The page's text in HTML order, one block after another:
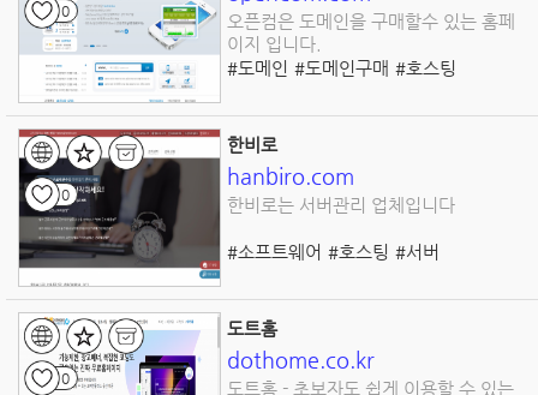
오픈컴은 도메인을 구매할수 있는 홈페
이지 입니다.
#도메인 #도메인구매 #호스팅
0
한비로
hanbiro.com
한비로는 서버관리 업체입니다
#소프트웨어 #호스팅 #서버
0
도트홈
dothome.co.kr
도트홈 - 초보자도 쉽게 이용할 수 있는
0